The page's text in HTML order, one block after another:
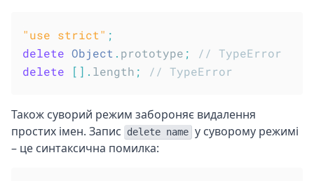
"use strict" ;
delete Object . prototype ;
// TypeError
delete
[ ] . length ; // TypeError
Також суворий режим забороняє видалення
простих імен. Запис
delete name у суворому режимі
– це синтаксична помилка: